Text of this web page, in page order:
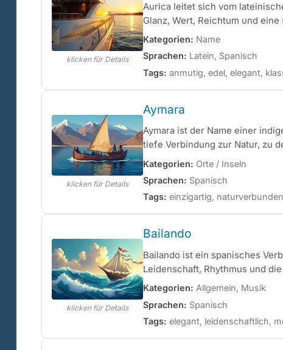
klicken für Details
Aurica leitet sich vom
Glanz, Wert, Reichtum und
Kategorien: Name
Sprachen: Latein, Spanisch
Tags: anmutig, edel, elegant,
klicken für Details
Aymara
Aymara ist der Name einer
tiefe Verbindung zur Natur, zu
Kategorien: Orte / Inseln
Sprachen: Spanisch
Tags: einzigartig,
klicken für Details
Bailando
Bailando ist ein spanisches
Leidenschaft, Rhythmus und
Kategorien: Allgemein, Musik
Sprachen: Spanisch
Tags: elegant, leidenschaftlich,